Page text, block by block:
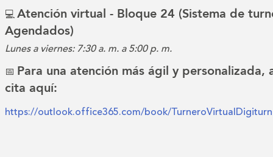
💻Atención virtual - Bloque 24 (Sistema de
Agendados)
Lunes a viernes: 7:30 a. m. a 5:00 p. m.
📅 Para una atención más ágil y personalizada,
cita aquí:
https://outlook.office365.com/book/